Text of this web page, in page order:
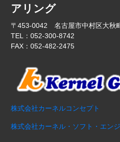
アリング
〒453-0042 名古屋市中村区大秋
TEL：052-300-8742
FAX：052-482-2475
株式会社カーネルコンセプト
株式会社カーネル・ソフト・エン